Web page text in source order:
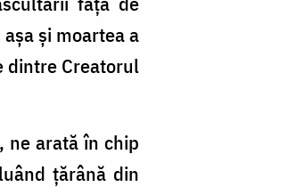
și moartea a
dintre Creatorul
ne arată în chip
țărână din